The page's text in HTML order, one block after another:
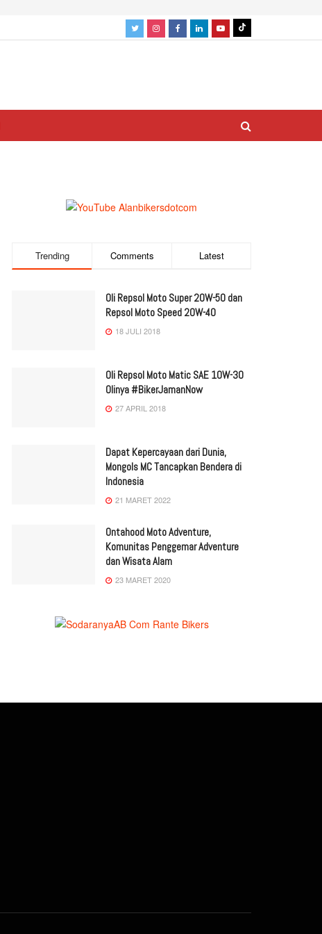
Trending Comments Latest
Oli Repsol Moto Super 20W-50 dan
Repsol Moto Speed 20W-40
18 JULI 2018
Oli Repsol Moto Matic SAE 10W-30
Olinya #BikerJamanNow
27 APRIL 2018
Dapat Kepercayaan dari Dunia,
Mongols MC Tancapkan Bendera di
Indonesia
21 MARET 2022
Ontahood Moto Adventure,
Komunitas Penggemar Adventure
dan Wisata Alam
23 MARET 2020